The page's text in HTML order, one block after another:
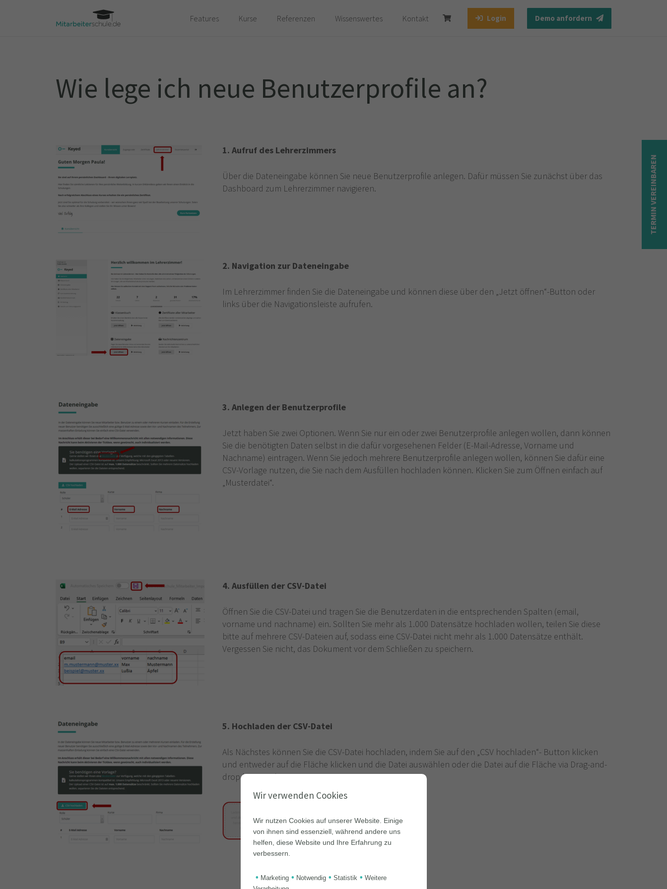
TERMIN VEREINBAREN
Features Kurse Referenzen Wissenswertes Kontakt Login Demo anfordern
Wie lege ich neue Benutzerprofile an?
1. Aufruf des Lehrerzimmers
Über die Dateneingabe können Sie neue Benutzerprofile anlegen. Dafür müssen Sie zunächst über das
Dashboard zum Lehrerzimmer navigieren.
2. Navigation zur Dateneingabe
Im Lehrerzimmer finden Sie die Dateneingabe und können diese über den „Jetzt öffnen“-Button oder
links über die Navigationsleiste aufrufen.
3. Anlegen der Benutzerprofile
Jetzt haben Sie zwei Optionen. Wenn Sie nur ein oder zwei Benutzerprofile anlegen wollen, dann können
Sie die benötigten Daten selbst in die dafür vorgesehenen Felder (E-Mail-Adresse, Vorname und
Nachname) eintragen. Wenn Sie jedoch mehrere Benutzerprofile anlegen wollen, können Sie dafür eine
CSV-Vorlage nutzen, die Sie nach dem Ausfüllen hochladen können. Klicken Sie zum Öffnen einfach auf
„Musterdatei“.
4. Ausfüllen der CSV-Datei
Öffnen Sie die CSV-Datei und tragen Sie die Benutzerdaten in die entsprechenden Spalten (email,
vorname und nachname) ein. Sollten Sie mehr als 1.000 Datensätze hochladen wollen, teilen Sie diese
bitte auf mehrere CSV-Dateien auf, sodass eine CSV-Datei nicht mehr als 1.000 Datensätze enthält.
Vergessen Sie nicht, das Dokument vor dem Schließen zu speichern.
5. Hochladen der CSV-Datei
Als Nächstes können Sie die CSV-Datei hochladen, indem Sie auf den „CSV hochladen“- Button klicken
und entweder auf die Fläche klicken und die Datei auswählen oder die Datei auf die Fläche via Drag-and-
drop hineinziehen.
Wir verwenden Cookies
Wir nutzen Cookies auf unserer Website. Einige
von ihnen sind essenziell, während andere uns
helfen, diese Website und Ihre Erfahrung zu
verbessern.
• Marketing • Notwendig • Statistik • Weitere